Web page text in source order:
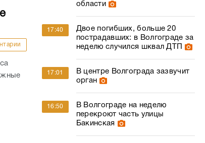
области
17:40
Двое погибших, больше 20
пострадавших: в Волгограде за
неделю случился шквал ДТП
17:01
В центре Волгограда зазвучит
орган
16:50
В Волгограде на неделю
перекроют часть улицы
Бакинская